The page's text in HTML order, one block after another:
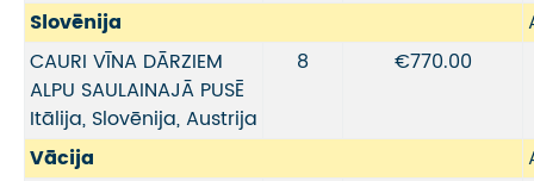
Slovēnija
CAURI VĪNA DĀRZIEM
ALPU SAULAINAJĀ PUSĒ
Itālija, Slovēnija, Austrija
8 €770.00
Vācija